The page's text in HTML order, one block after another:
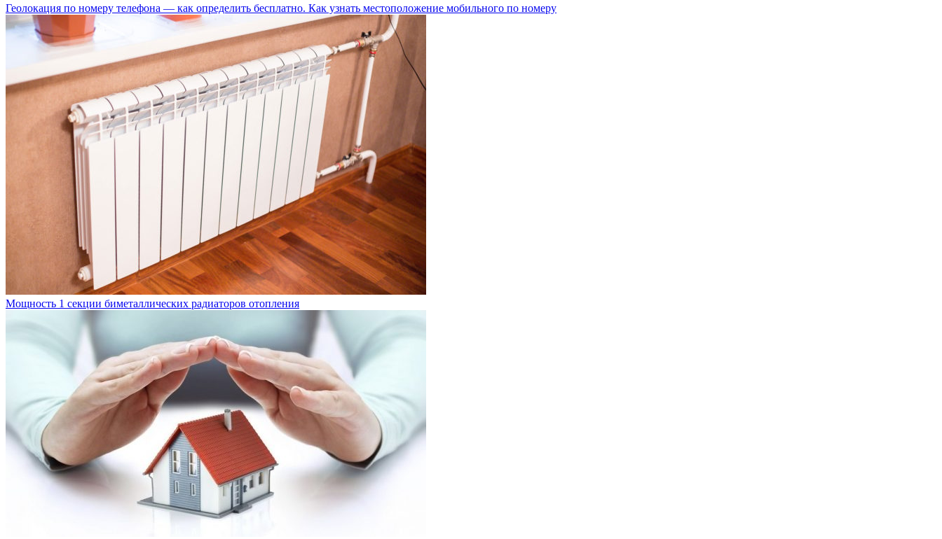
Геолокация по номеру телефона — как определить бесплатно. Как узнать местоположение мобильного по номеру
Мощность 1 секции биметаллических радиаторов отопления